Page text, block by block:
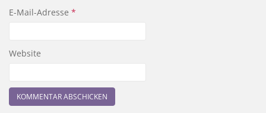
E-Mail-Adresse *
Website